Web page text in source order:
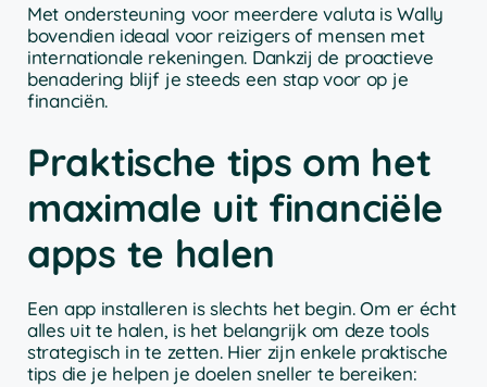
Met ondersteuning voor meerdere valuta is Wally
bovendien ideaal voor reizigers of mensen met
internationale rekeningen. Dankzij de proactieve
benadering blijf je steeds een stap voor op je
financiën.
Praktische tips om het
maximale uit financiële
apps te halen
Een app installeren is slechts het begin. Om er écht
alles uit te halen, is het belangrijk om deze tools
strategisch in te zetten. Hier zijn enkele praktische
tips die je helpen je doelen sneller te bereiken: